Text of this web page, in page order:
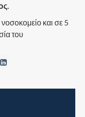
και σε 5
του